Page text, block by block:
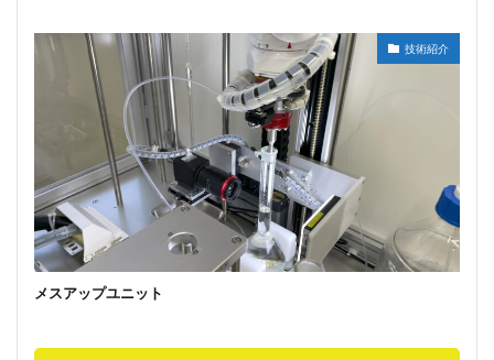
技術紹介
メスアップユニット